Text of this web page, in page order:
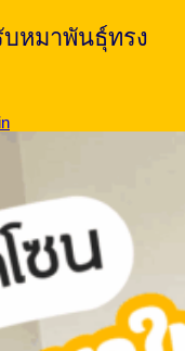
หมาพันธุ์ทรง